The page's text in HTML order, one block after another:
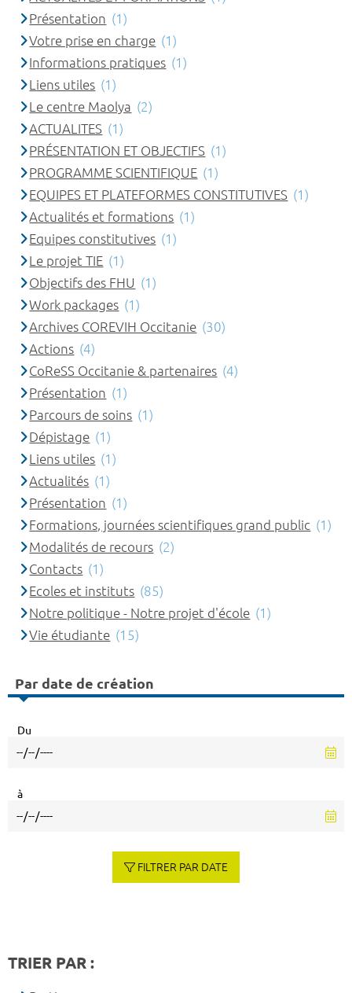
Présentation (1)
Votre prise en charge (1)
Informations pratiques (1)
Liens utiles (1)
Le centre Maolya (2)
ACTUALITES (1)
PRÉSENTATION ET OBJECTIFS (1)
PROGRAMME SCIENTIFIQUE (1)
EQUIPES ET PLATEFORMES CONSTITUTIVES (1)
Actualités et formations (1)
Equipes constitutives (1)
Le projet TIE (1)
Objectifs des FHU (1)
Work packages (1)
Archives COREVIH Occitanie (30)
Actions (4)
CoReSS Occitanie & partenaires (4)
Présentation (1)
Parcours de soins (1)
Dépistage (1)
Liens utiles (1)
Actualités (1)
Présentation (1)
Formations, journées scientifiques grand public (1)
Modalités de recours (2)
Contacts (1)
Ecoles et instituts (85)
Notre politique - Notre projet d'école (1)
Vie étudiante (15)
Par date de création
Du
à
FILTRER PAR DATE
TRIER PAR :